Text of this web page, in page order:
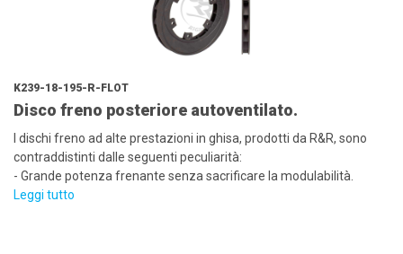
K239-18-195-R-FLOT
Disco freno posteriore autoventilato.
I dischi freno ad alte prestazioni in ghisa, prodotti da R&R, sono
contraddistinti dalle seguenti peculiarità:
- Grande potenza frenante senza sacrificare la modulabilità.
Leggi tutto